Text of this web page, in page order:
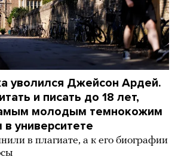
уволился Джейсон Ардей.
и писать до 18 лет,
молодым темнокожим
университете
в плагиате, а к его биографии